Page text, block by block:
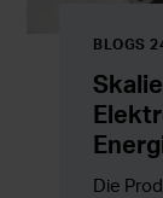
BLOGS
Die